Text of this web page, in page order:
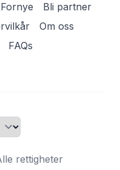
Fornye
Bli partner
Om oss
FAQs
rettigheter